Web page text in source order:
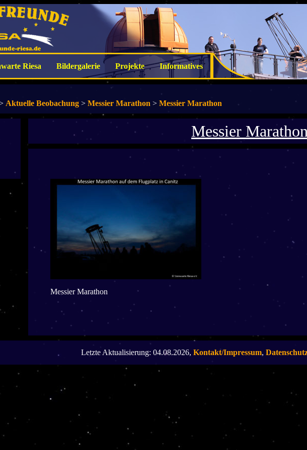
Riesa Bildergalerie Projekte Informatives
Aktuelle Beobachung > Messier Marathon > Messier Marathon
Messier
Messier Marathon
Letzte Aktualisierung: 04.08.2026, Kontakt/Impressum,